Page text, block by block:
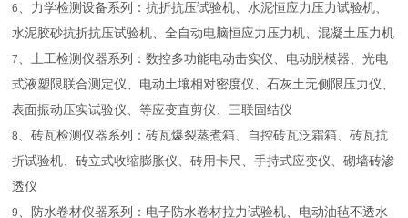
6、力学检测设备系列：抗折抗压试验机、水泥恒应力压力试验机、
水泥胶砂抗折抗压试验机、全自动电脑恒应力压力机、混凝土压力机
7、土工检测仪器系列：数控多功能电动击实仪、电动脱模器、光电
式液塑限联合测定仪、电动土壤相对密度仪、石灰土无侧限压力仪、
表面振动压实试验仪、等应变直剪仪、三联固结仪
8、砖瓦检测仪器系列：砖瓦爆裂蒸煮箱、自控砖瓦泛霜箱、砖瓦抗
折试验机、砖立式收缩膨胀仪、砖用卡尺、手持式应变仪、砌墙砖渗
透仪
9、防水卷材仪器系列：电子防水卷材拉力试验机、电动油毡不透水